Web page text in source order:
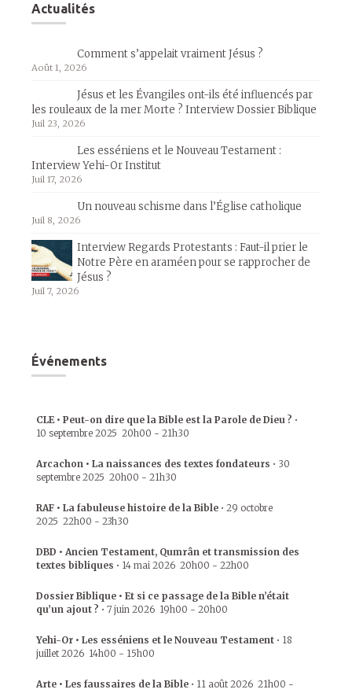
Actualités
Comment s’appelait vraiment Jésus ?
Août 1, 2026
Jésus et les Évangiles ont-ils été influencés par
les rouleaux de la mer Morte ? Interview Dossier Biblique
Juil 23, 2026
Les esséniens et le Nouveau Testament :
Interview Yehi-Or Institut
Juil 17, 2026
Un nouveau schisme dans l’Église catholique
Juil 8, 2026
Interview Regards Protestants : Faut-il prier le
Notre Père en araméen pour se rapprocher de
Jésus ?
Juil 7, 2026
Événements
CLE • Peut-on dire que la Bible est la Parole de Dieu ? •
10 septembre 2025 20h00 - 21h30
Arcachon • La naissances des textes fondateurs • 30
septembre 2025 20h00 - 21h30
RAF • La fabuleuse histoire de la Bible • 29 octobre
2025 22h00 - 23h30
DBD • Ancien Testament, Qumrân et transmission des
textes bibliques • 14 mai 2026 20h00 - 22h00
Dossier Biblique • Et si ce passage de la Bible n’était
qu’un ajout ? • 7 juin 2026 19h00 - 20h00
Yehi-Or • Les esséniens et le Nouveau Testament • 18
juillet 2026 14h00 - 15h00
Arte • Les faussaires de la Bible • 11 août 2026 21h00 -